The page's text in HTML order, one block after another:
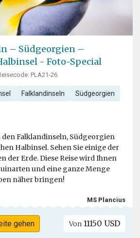
– Südgeorgien –
- Foto-Special
PLA21-26
Falklandinseln Südgeorgien
Falklandinseln, Südgeorgien
Halbinsel. Sehen Sie einige der
der Erde. Diese Reise wird Ihnen
und eine ganze Menge
näher bringen!
MS Plancius
gehen Von 11150 USD